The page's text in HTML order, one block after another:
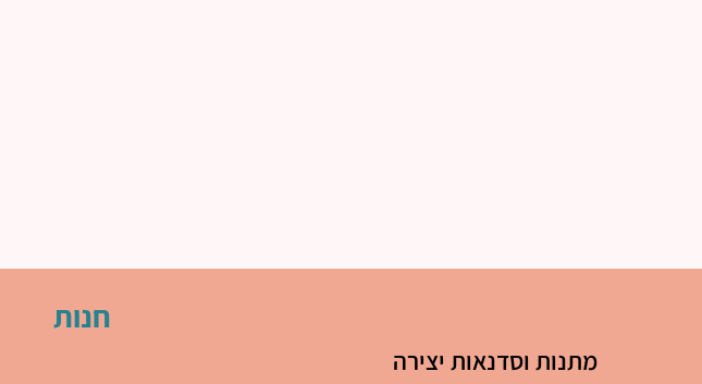
מתנות וסדנאות יצירה
חנות